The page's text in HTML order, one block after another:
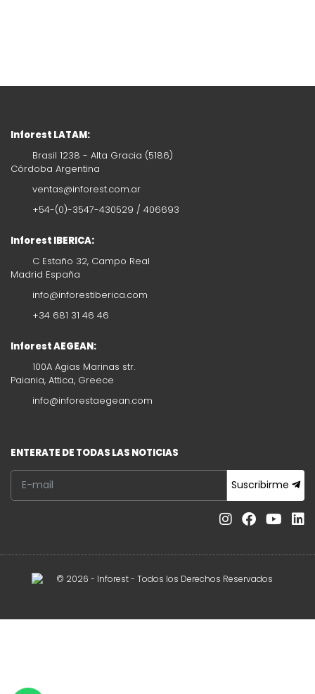
Inforest LATAM:
Brasil 1238 - Alta Gracia (5186)
Córdoba Argentina
ventas@inforest.com.ar
+54-(0)-3547-430529 / 406693
Inforest IBERICA:
C Estaño 32, Campo Real
Madrid España
info@inforestiberica.com
+34 681 31 46 46
Inforest AEGEAN:
100A Agias Marinas str.
Paiania, Attica, Greece
info@inforestaegean.com
ENTERATE DE TODAS LAS NOTICIAS
Suscribirme
© 2026 - Inforest - Todos los Derechos Reservados